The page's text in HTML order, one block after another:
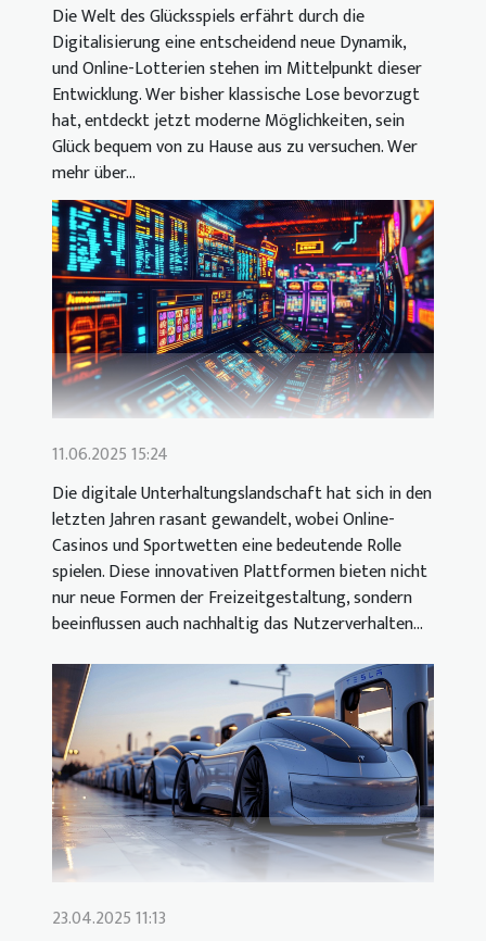
Die Welt des Glücksspiels erfährt durch die
Digitalisierung eine entscheidend neue Dynamik,
und Online-Lotterien stehen im Mittelpunkt dieser
Entwicklung. Wer bisher klassische Lose bevorzugt
hat, entdeckt jetzt moderne Möglichkeiten, sein
Glück bequem von zu Hause aus zu versuchen. Wer
mehr über...
11.06.2025 15:24
Die digitale Unterhaltungslandschaft hat sich in den
letzten Jahren rasant gewandelt, wobei Online-
Casinos und Sportwetten eine bedeutende Rolle
spielen. Diese innovativen Plattformen bieten nicht
nur neue Formen der Freizeitgestaltung, sondern
beeinflussen auch nachhaltig das Nutzerverhalten...
23.04.2025 11:13